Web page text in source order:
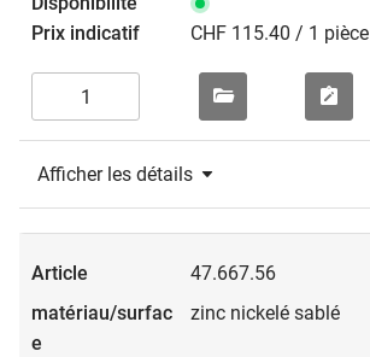
CHF 115.40 / 1 pièce
Afficher les détails
47.667.56
zinc nickelé sablé